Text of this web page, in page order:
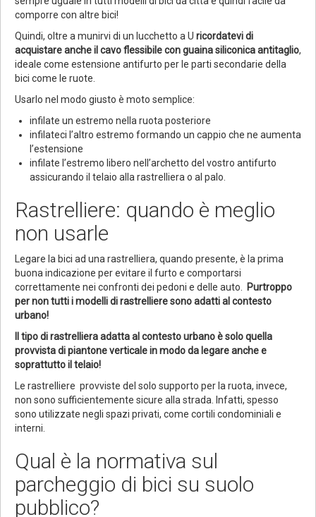
comporre con altre bici!
Quindi, oltre a munirvi di un lucchetto a U ricordatevi di
acquistare anche il cavo flessibile con guaina siliconica antitaglio,
ideale come estensione antifurto per le parti secondarie della
bici come le ruote.
Usarlo nel modo giusto è moto semplice:
infilate un estremo nella ruota posteriore
infilateci l’altro estremo formando un cappio che ne aumenta
l’estensione
infilate l’estremo libero nell’archetto del vostro antifurto
assicurando il telaio alla rastrelliera o al palo.
Rastrelliere: quando è meglio
non usarle
Legare la bici ad una rastrelliera, quando presente, è la prima
buona indicazione per evitare il furto e comportarsi
correttamente nei confronti dei pedoni e delle auto.
Purtroppo
per non tutti i modelli di rastrelliere sono adatti al contesto
urbano!
Il tipo di rastrelliera adatta al contesto urbano è solo quella
provvista di piantone verticale in modo da legare anche e
soprattutto il telaio!
Le rastrelliere provviste del solo supporto per la ruota, invece,
non sono sufficientemente sicure alla strada. Infatti, spesso
sono utilizzate negli spazi privati, come cortili condominiali e
interni.
Qual è la normativa sul
parcheggio di bici su suolo
pubblico?